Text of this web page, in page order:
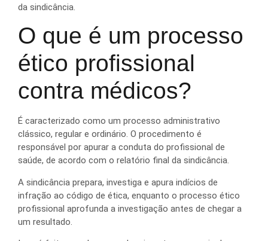
da sindicância.
O que é um processo
ético profissional
contra médicos?
É caracterizado como um processo administrativo
clássico, regular e ordinário. O procedimento é
responsável por apurar a conduta do profissional de
saúde, de acordo com o relatório final da sindicância.
A sindicância prepara, investiga e apura indícios de
infração ao código de ética, enquanto o processo ético
profissional aprofunda a investigação antes de chegar a
um resultado.